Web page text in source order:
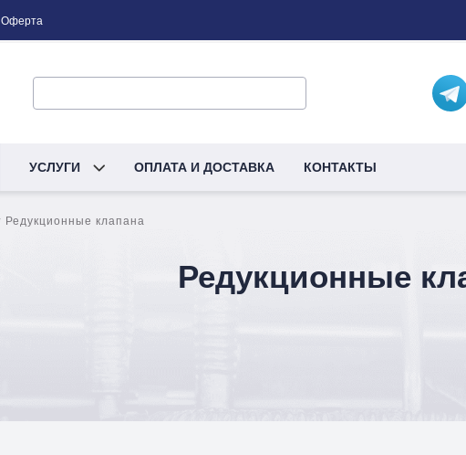
Оферта
УСЛУГИ ОПЛАТА И ДОСТАВКА КОНТАКТЫ
Редукционные клапана
Редукционные